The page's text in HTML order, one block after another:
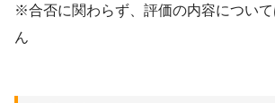
※合否に関わらず、評価の内容につい
ん